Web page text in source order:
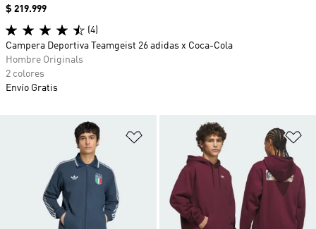
Añadir a la lista de deseos
Precio
$ 219.999
(4)
Campera Deportiva Teamgeist 26 adidas x Coca-Cola
Hombre Originals
2 colores
Envío Gratis